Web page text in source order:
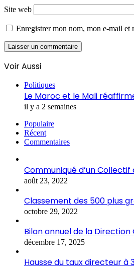
Site web
Enregistrer mon nom, mon e-mail et
Voir Aussi
Politiques
Le Maroc et le Mali
il y a 2 semaines
Populaire
Récent
Commentaires
Communiqué d’un Collectif
août 23, 2022
Classement des 500 plus
octobre 29, 2022
Bilan annuel de la
décembre 17, 2025
Hausse du taux directeur à